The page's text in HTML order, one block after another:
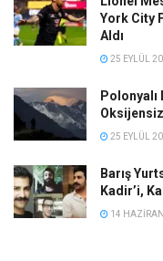
York City
Aldı
25 EYLÜL
Polonyalı
25 EYLÜL
Barış
Kadir’i,
14